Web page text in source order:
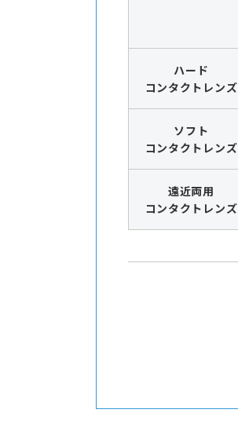
ハード
コンタクトレンズ
ソフト
コンタクトレンズ
遠近両用
コンタクトレンズ